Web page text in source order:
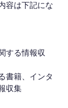
容は下記にな
する情報収
書籍、インタ
収集